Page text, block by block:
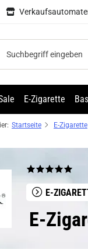
E-Zigarette
Startseite E-Zigarette
E-
E-